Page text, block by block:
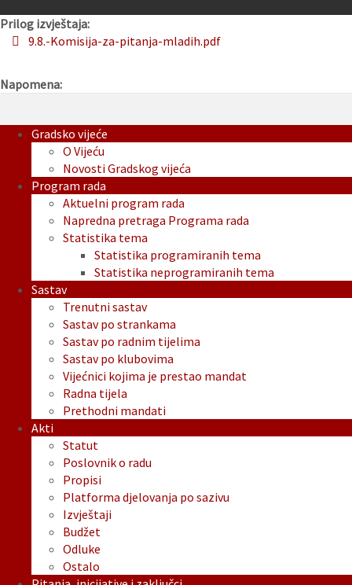
Prilog izvještaja:
9.8.-Komisija-za-pitanja-mladih.pdf
Napomena:
Gradsko vijeće
O Vijeću
Novosti Gradskog vijeća
Program rada
Aktuelni program rada
Napredna pretraga Programa rada
Statistika tema
Statistika programiranih tema
Statistika neprogramiranih tema
Sastav
Trenutni sastav
Sastav po strankama
Sastav po radnim tijelima
Sastav po klubovima
Vijećnici kojima je prestao mandat
Radna tijela
Prethodni mandati
Akti
Statut
Poslovnik o radu
Propisi
Platforma djelovanja po sazivu
Izvještaji
Budžet
Odluke
Ostalo